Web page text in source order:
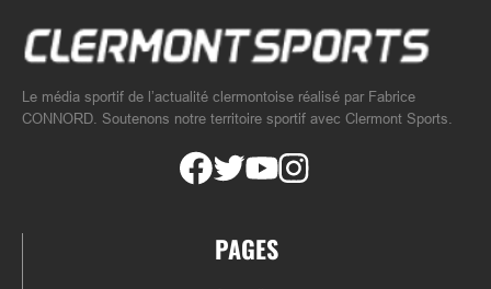
Le média sportif de l’actualité clermontoise réalisé par Fabrice
CONNORD. Soutenons notre territoire sportif avec Clermont Sports.
PAGES